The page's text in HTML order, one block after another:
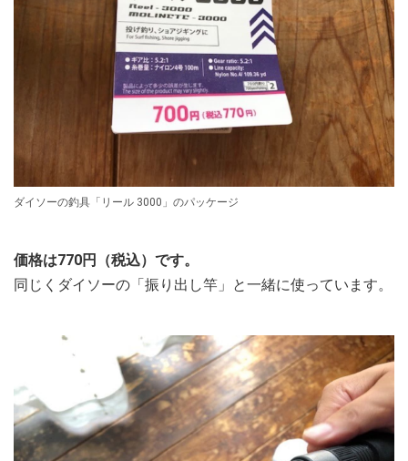
ダイソーの釣具「リール 3000」のパッケージ
価格は770円（税込）です。
同じくダイソーの「振り出し竿」と一緒に使っています。